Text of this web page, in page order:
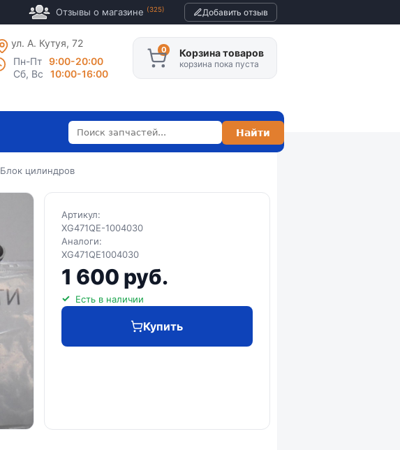
Отзывы о магазине (325) Добавить отзыв
ул. А. Кутуя, 72
Пн-Пт
9:00-20:00
Сб, Вс
10:00-16:00
Корзина товаров
корзина пока пуста
Блок цилиндров
Артикул:
XG471QE-1004030
Аналоги:
XG471QE1004030
1 600 руб.
Есть в наличии
Купить